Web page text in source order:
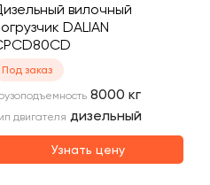
вилочный
DALIAN
Под заказ
8000 кг
двигателя дизельный
Узнать цену